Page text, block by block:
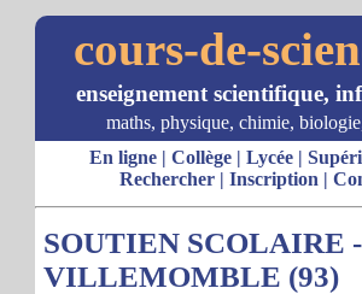
cours-de-
enseignement scientifique,
maths, physique, chimie,
En ligne| Collège| Lycée|
Rechercher| Inscription |
SOUTIEN SCOLAIRE -
VILLEMOMBLE (93)